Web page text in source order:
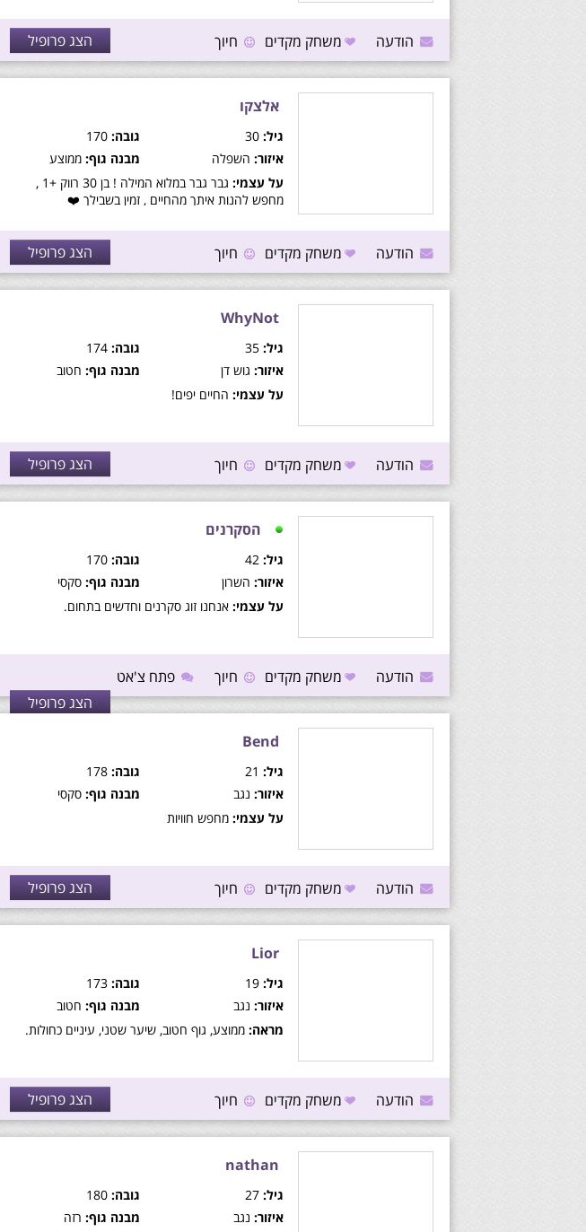
הודעה משחק מקדים חיוך הצג פרופיל
אלצקו
גיל: גובה:
איזור: השפלה מבנה גוף: ממוצע
על עצמי:
גבר גבר במלוא המילה ! בן 30 רווק +1 ,
מחפש להנות איתך מהחיים , זמין בשבילך ❤️
הודעה משחק מקדים חיוך הצג פרופיל
WhyNot
גיל: גובה:
איזור: גוש דן מבנה גוף: חטוב
על עצמי: החיים יפים!
הודעה משחק מקדים חיוך הצג פרופיל
הסקרנים
גיל: גובה:
איזור: השרון מבנה גוף: סקסי
על עצמי: אנחנו זוג סקרנים וחדשים בתחום.
הודעה משחק מקדים חיוך
פתח צ'אט
הצג פרופיל
Bend
גיל: גובה:
איזור: נגב מבנה גוף: סקסי
על עצמי: מחפש חוויות
הודעה משחק מקדים חיוך הצג פרופיל
Lior
גיל: גובה:
איזור: נגב מבנה גוף: חטוב
מראה: ממוצע, גוף חטוב, שיער שטני, עיניים כחולות.
הודעה משחק מקדים חיוך הצג פרופיל
nathan
גיל: גובה:
איזור: נגב מבנה גוף: רזה